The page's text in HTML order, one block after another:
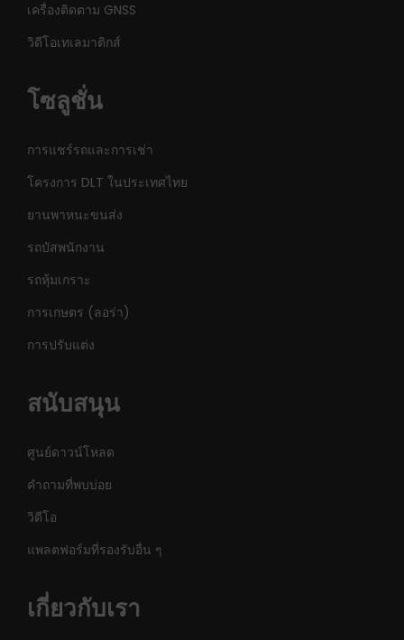
เครื่องติดตาม GNSS
วิดีโอเทเลมาติกส์
โซลูชั่น
การแชร์รถและการเช่า
โครงการ DLT ในประเทศไทย
ยานพาหนะขนส่ง
รถบัสพนักงาน
รถหุ้มเกราะ
การเกษตร (ลอร่า)
การปรับแต่ง
สนับสนุน
ศูนย์ดาวน์โหลด
คำถามที่พบบ่อย
วิดีโอ
แพลตฟอร์มที่รองรับอื่น ๆ
เกี่ยวกับเรา